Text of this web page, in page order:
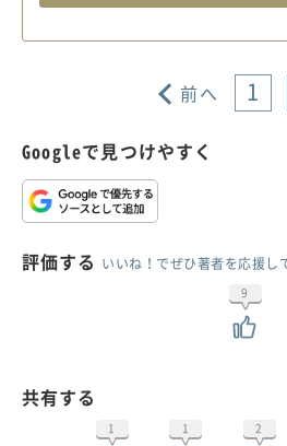
前へ 1
Googleで見つけやすく
評価する いいね！でぜひ著者を応援し
9
共有する
1 1 2